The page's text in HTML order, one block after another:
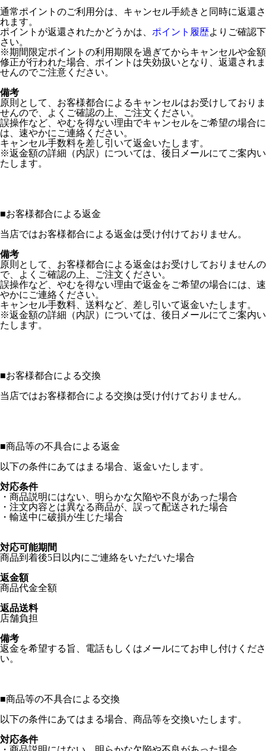
通常ポイントのご利用分は、キャンセル手続きと同時に返還さ
れます。
ポイントが返還されたかどうかは、 ポイント履歴よりご確認下
さい。
※期間限定ポイントの利用期限を過ぎてからキャンセルや金額
修正が行われた場合、ポイントは失効扱いとなり、返還されま
せんのでご注意ください。
備考
原則として、お客様都合によるキャンセルはお受けしておりま
せんので、よくご確認の上、ご注文ください。
誤操作など、やむを得ない理由でキャンセルをご希望の場合に
は、速やかにご連絡ください。
キャンセル手数料を差し引いて返金いたします。
※返金額の詳細（内訳）については、後日メールにてご案内い
たします。
■お客様都合による返金
当店ではお客様都合による返金は受け付けておりません。
備考
原則として、お客様都合による返金はお受けしておりませんの
で、よくご確認の上、ご注文ください。
誤操作など、やむを得ない理由で返金をご希望の場合には、速
やかにご連絡ください。
キャンセル手数料、送料など、差し引いて返金いたします。
※返金額の詳細（内訳）については、後日メールにてご案内い
たします。
■お客様都合による交換
当店ではお客様都合による交換は受け付けておりません。
■商品等の不具合による返金
以下の条件にあてはまる場合、返金いたします。
対応条件
・商品説明にはない、明らかな欠陥や不良があった場合
・注文内容とは異なる商品が、誤って配送された場合
・輸送中に破損が生じた場合
対応可能期間
商品到着後5日以内にご連絡をいただいた場合
返金額
商品代金全額
返品送料
店舗負担
備考
返金を希望する旨、電話もしくはメールにてお申し付けくださ
い。
■商品等の不具合による交換
以下の条件にあてはまる場合、商品等を交換いたします。
対応条件